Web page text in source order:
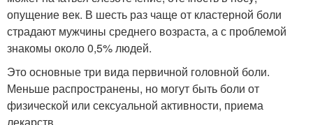
опущение век. В шесть раз чаще от кластерной боли
страдают мужчины среднего возраста, а с проблемой
знакомы около 0,5% людей.
Это основные три вида первичной головной боли.
Меньше распространены, но могут быть боли от
физической или сексуальной активности, приема